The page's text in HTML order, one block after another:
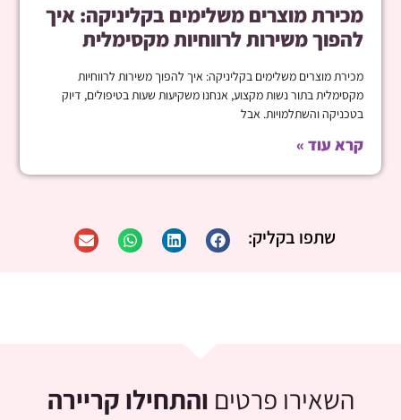
מכירת מוצרים משלימים בקליניקה: איך
להפוך משירות לרווחיות מקסימלית
מכירת מוצרים משלימים בקליניקה: איך להפוך משירות לרווחיות
מקסימלית בתור נשות מקצוע, אנחנו משקיעות שעות בטיפולים, דיוק
בטכניקה והשתלמויות. אבל
קרא עוד »
שתפו בקליק:
השאירו פרטים והתחילו קריירה